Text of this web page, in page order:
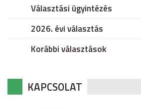
Választási ügyintézés
2026. évi választás
Korábbi választások
KAPCSOLAT